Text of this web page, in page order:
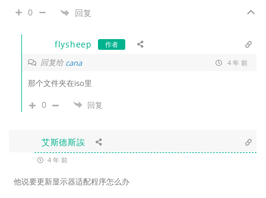
0 回复
flysheep 作者
回复给cana 4 年 前
那个文件夹在iso里
0 回复
艾斯德斯誒
4 年 前
他说要更新显示器适配程序怎么办